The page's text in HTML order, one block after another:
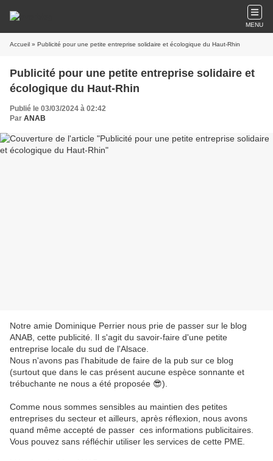
MENU
Accueil » Publicité pour une petite entreprise solidaire et écologique du Haut-Rhin
Publicité pour une petite entreprise solidaire et
écologique du Haut-Rhin
Publié le 03/03/2024 à 02:42
Par ANAB
Notre amie Dominique Perrier nous prie de passer sur le blog
ANAB, cette publicité. Il s'agit du savoir-faire d'une petite
entreprise locale du sud de l'Alsace.
Nous n'avons pas l'habitude de faire de la pub sur ce blog
(surtout que dans le cas présent aucune espèce sonnante et
trébuchante ne nous a été proposée 😎).
Comme nous sommes sensibles au maintien des petites
entreprises du secteur et ailleurs, après réflexion, nous avons
quand même accepté de passer ces informations publicitaires.
Vous pouvez sans réfléchir utiliser les services de cette PME.